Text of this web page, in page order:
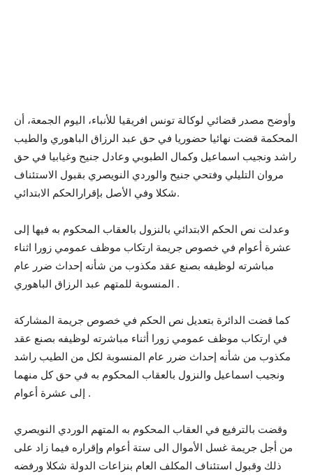
وأوضح مصدر قضائي لوكالة تونس افريقيا للأنباء، اليوم الجمعة، أن
المحكمة قضت نهائيا حضوريا في حق عبد الرزاق الباهوري والطيب
راشد ونجيب اسماعيل وكمال الطبوبي وعادل جنيح وغيابيا في حق
مروان التليلي وفتحي جنيح والوردي النويصري بقبول الاستئناف
شكلا وفي الأصل بإقرارالحكم الابتدائي.
وعدلت نص الحكم الابتدائي بالنزول بالعقاب المحكوم به فيها إلى
عشرة أعوام في خصوص جريمة ارتكاب موظف عمومي زورا اثناء
مباشرته لوظيفه بصنع عقد مكذوب من شأنه إحداث ضرر عام
المنسوبة للمتهم عبد الرزاق الباهوري .
كما قضت الدائرة بتعديل نص الحكم في خصوص جريمة المشاركة
في ارتكاب موظف عمومي زورا أثناء مباشرته لوظيفه بصنع عقد
مكذوب من شأنه إحداث ضرر عام المنسوبة لكل من الطيب راشد
ونجيب اسماعيل والنزول بالعقاب المحكوم به في حق كل منهما
إلى عشرة أعوام .
وقضت بالترفيع في العقاب المحكوم به المتهم الوردي النويصري
من أجل جريمة غسل الأموال الى ستة أعوام وإقراره فيما زاد على
ذلك وقبول استئناف المكلف العام بنزاعات الدولة شكلا ورفضه